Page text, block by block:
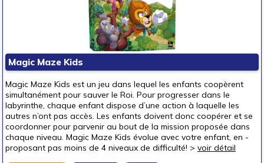
Magic Maze Kids
Magic Maze Kids est un jeu dans lequel les enfants coopèrent
simultanément pour sauver le Roi. Pour progresser dans le
labyrinthe, chaque enfant dispose d’une action à laquelle les
autres n’ont pas accès. Les enfants doivent donc coopérer et se
coordonner pour parvenir au bout de la mission proposée dans
chaque niveau. Magic Maze Kids évolue avec votre enfant, en ­
proposant pas moins de 4 niveaux de difficulté! > voir détail